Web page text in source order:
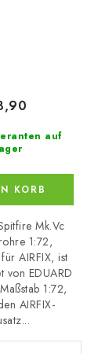
auf
KORB
Mk.Vc
1:72,
AIRFIX, ist
von EDUARD
1:72,
AIRFIX-